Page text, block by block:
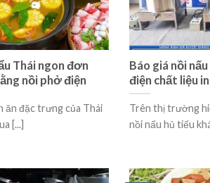
Thái ngon đơn
nồi phở điện
ăn đặc trưng của Thái
[...]
Báo giá nồi
điện chất liệu
Trên thị trường
nồi nấu hủ tiếu